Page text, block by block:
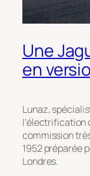
Une
en
Lunaz,
l’électrification
commission
1952 préparée
Londres.